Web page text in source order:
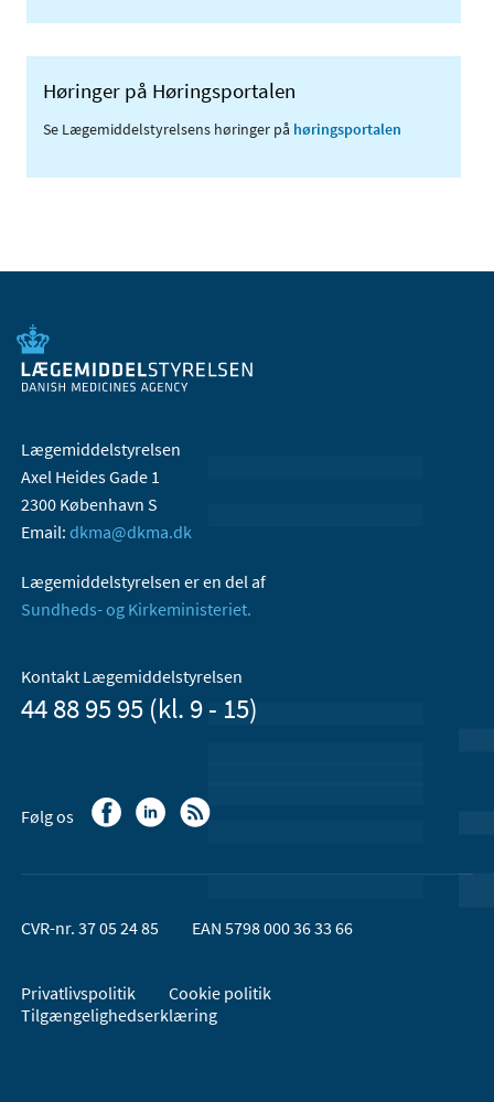
Høringer på Høringsportalen
Se Lægemiddelstyrelsens høringer på høringsportalen
Lægemiddelstyrelsen
Axel Heides Gade 1
2300 København S
Email: dkma@dkma.dk
Lægemiddelstyrelsen er en del af
Sundheds- og Kirkeministeriet.
Kontakt Lægemiddelstyrelsen
44 88 95 95 (kl. 9 - 15)
Følg os
CVR-nr. 37 05 24 85 EAN 5798 000 36 33 66
Privatlivspolitik
Cookie politik
Tilgængelighedserklæring